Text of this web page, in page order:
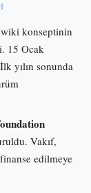
konseptinin
15 Ocak
yılın sonunda
Vakıf,
edilmeye